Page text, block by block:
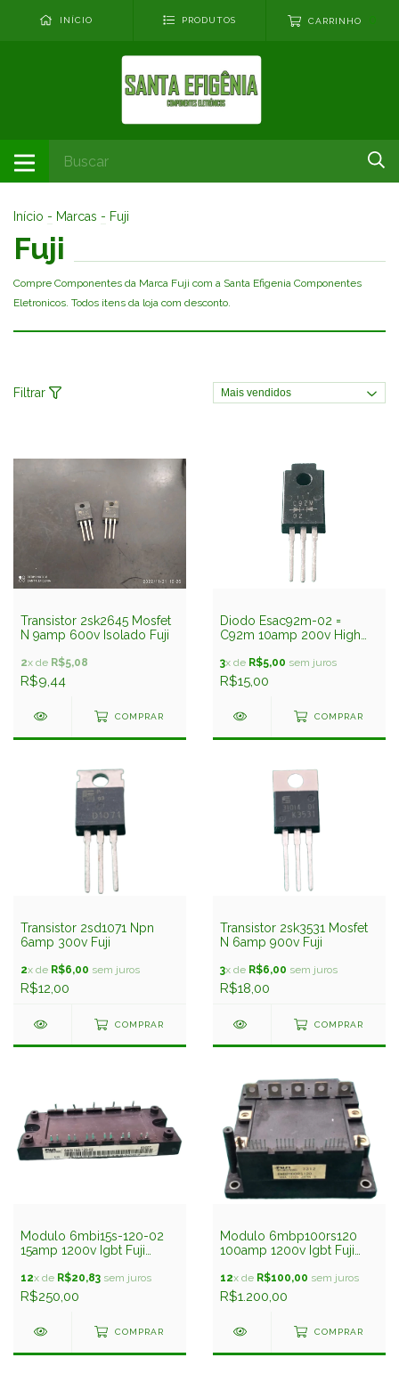
INÍCIO PRODUTOS CARRINHO
Início - Marcas - Fuji
Fuji
Compre Componentes da Marca Fuji com a Santa Efigenia Componentes
Eletronicos. Todos itens da loja com desconto.
Filtrar
Transistor 2sk2645 Mosfet
N 9amp 600v Isolado Fuji
2x de R$5,08
R$9,44
COMPRAR
Diodo Esac92m-02 =
C92m 10amp 200v High
3x de R$5,00 sem juros
R$15,00
COMPRAR
Transistor 2sd1071 Npn
6amp 300v Fuji
2x de R$6,00 sem juros
R$12,00
COMPRAR
Transistor 2sk3531 Mosfet
N 6amp 900v Fuji
3x de R$6,00 sem juros
R$18,00
COMPRAR
Modulo 6mbi15s-120-02
15amp 1200v Igbt Fuji
12x de R$20,83 sem juros
R$250,00
COMPRAR
Modulo 6mbp100rs120
100amp 1200v Igbt Fuji
12x de R$100,00 sem juros
R$1.200,00
COMPRAR